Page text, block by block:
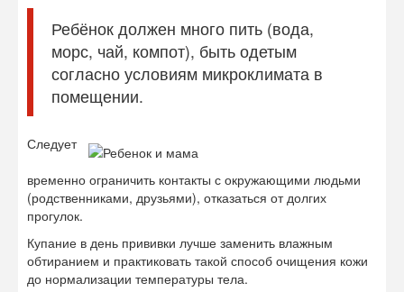
Ребёнок должен много пить (вода,
морс, чай, компот), быть одетым
согласно условиям микроклимата в
помещении.
Следует
временно ограничить контакты с окружающими людьми
(родственниками, друзьями), отказаться от долгих
прогулок.
Купание в день прививки лучше заменить влажным
обтиранием и практиковать такой способ очищения кожи
до нормализации температуры тела.